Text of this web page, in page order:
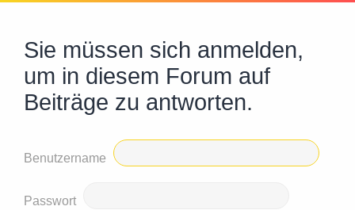
Sie müssen sich anmelden,
um in diesem Forum auf
Beiträge zu antworten.
Benutzername
Passwort